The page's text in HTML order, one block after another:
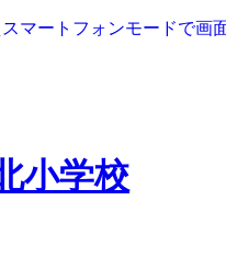
スマートフォンモードで画
小学校